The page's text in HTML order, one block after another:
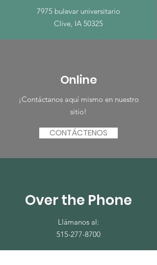
7975 bulevar universitario
Clive, IA 50325
Online
¡Contáctanos aquí mismo en nuestro
sitio!
CONTÁCTENOS
Over the Phone
Llámanos al:
515-277-8700